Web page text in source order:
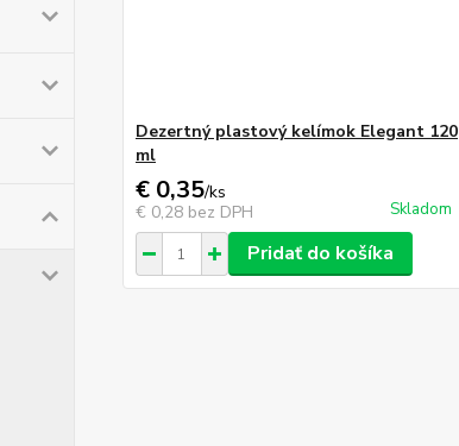
Dezertný plastový kelímok Elegant 120
ml
€ 0,35/ks
€ 0,28 bez DPH Skladom
Pridať do košíka